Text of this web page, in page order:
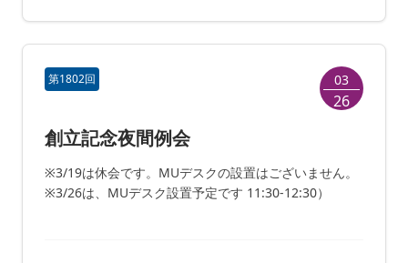
第1802回 03
26
創立記念夜間例会
※3/19は休会です。MUデスクの設置はございません。
※3/26は、MUデスク設置予定です 11:30-12:30）